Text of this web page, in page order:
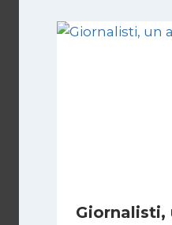
Giornalisti,